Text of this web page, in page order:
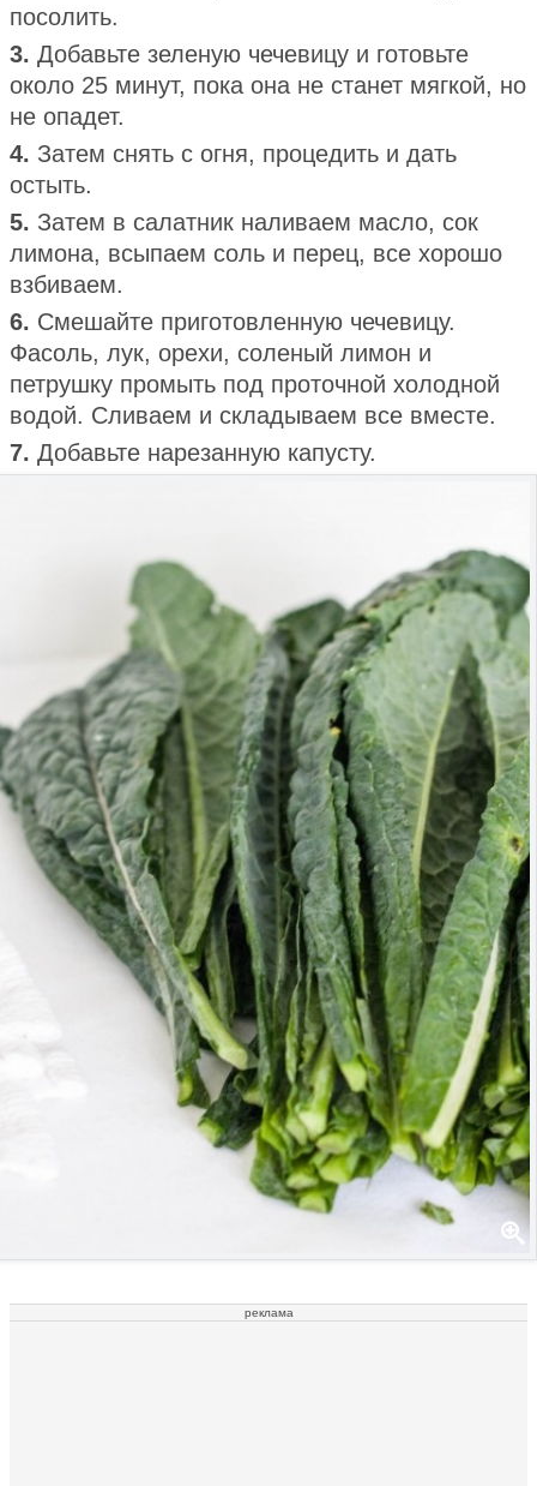
посолить.
3. Добавьте зеленую чечевицу и готовьте
около 25 минут, пока она не станет мягкой, но
не опадет.
4. Затем снять с огня, процедить и дать
остыть.
5. Затем в салатник наливаем масло, сок
лимона, всыпаем соль и перец, все хорошо
взбиваем.
6. Смешайте приготовленную чечевицу.
Фасоль, лук, орехи, соленый лимон и
петрушку промыть под проточной холодной
водой. Сливаем и складываем все вместе.
7. Добавьте нарезанную капусту.
реклама